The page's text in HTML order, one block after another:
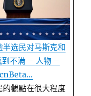
半选民对马斯克和
到不满 – 人物 –
的觀點在很大程度